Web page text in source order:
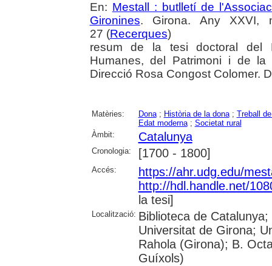
En: Mestall : butlletí de
Gironines. Girona. Any XXVI,
27 (Recerques)
resum de la tesi doctoral del
Humanes, del Patrimoni i de
Direcció Rosa Congost Colomer.
Matèries: Dona; Història de la dona; Treball
Edat moderna; Societat rural
Àmbit:
Catalunya
Cronologia: [1700 - 1800]
Accés:
https://ahr.udg.edu/
http://hdl.handle.net/
la tesi]
Localització: Biblioteca de
Universitat de Girona;
Rahola (Girona); B.
Guíxols)